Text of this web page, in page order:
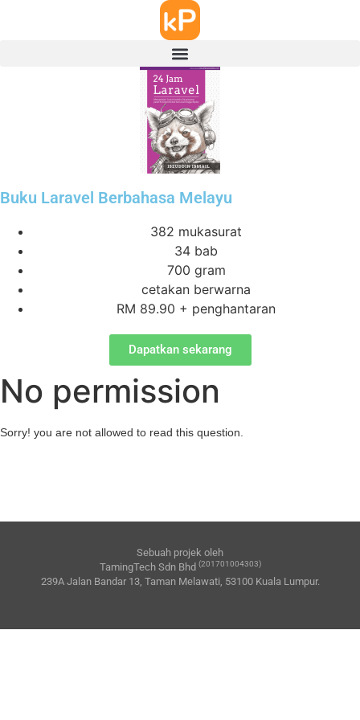
Buku Laravel Berbahasa Melayu
382 mukasurat
34 bab
700 gram
cetakan berwarna
RM 89.90 + penghantaran
Dapatkan sekarang
No permission
Sorry! you are not allowed to read this question.
Sebuah projek oleh
TamingTech Sdn Bhd (201701004303)
239A Jalan Bandar 13, Taman Melawati, 53100 Kuala Lumpur.